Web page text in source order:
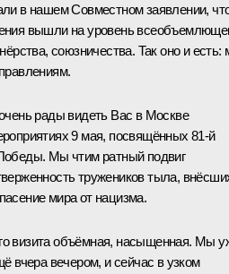
в нашем Совместном заявлении,
вышли на уровень
союзничества. Так оно и есть:
рады видеть Вас в Москве
9 мая, посвящённых 81-й
Мы чтим ратный подвиг
тружеников тыла,
мира от нацизма.
визита объёмная, насыщенная. Мы
вчера вечером, и сейчас в узком